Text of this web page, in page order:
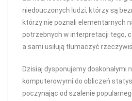
niedouczonych ludzi, którzy są
którzy nie poznali elementarnych
potrzebnych w interpretacji tego,
a sami usiłują tłumaczyć
Dzisiaj dysponujemy doskonałymi
komputerowymi do obliczeń
poczynając od szalenie